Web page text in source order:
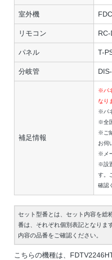
室外機
リモコン
パネル T-
分岐管
補足情報
※パ
なり
※パ
※全
※ご
お伺
※メ
※設
す。
確認
セット型番とは、セット内容を総
番は、それぞれ個別表記となりま
内容の品番をご確認ください。
こちらの機種は、